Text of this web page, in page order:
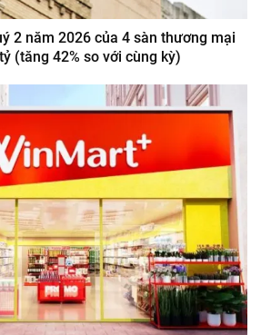
2 năm 2026 của 4 sàn thương mại
(tăng 42% so với cùng kỳ)